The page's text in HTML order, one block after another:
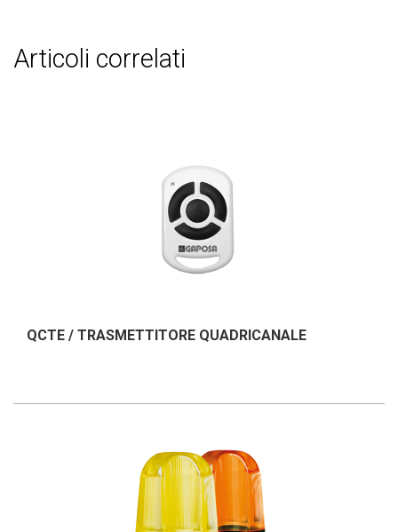
articoli correlati
QCTE / TRASMETTITORE QUADRICANALE